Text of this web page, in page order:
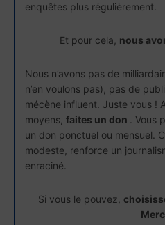
enquêtes plus régulièrement.
Et pour cela, nous
Nous n’avons pas de
n’en voulons pas), pas de
mécène influent. Juste vous !
moyens, faites un don . Vous
un don ponctuel ou mensuel.
modeste, renforce un
enraciné.
Si vous le pouvez,